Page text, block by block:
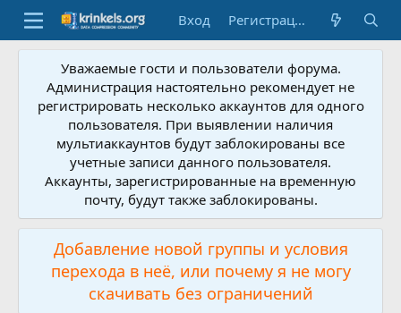
Вход Регистрация
Уважаемые гости и пользователи форума.
Администрация настоятельно рекомендует не
регистрировать несколько аккаунтов для одного
пользователя. При выявлении наличия
мультиаккаунтов будут заблокированы все
учетные записи данного пользователя.
Аккаунты, зарегистрированные на временную
почту, будут также заблокированы.
Добавление новой группы и условия
перехода в неё, или почему я не могу
скачивать без ограничений